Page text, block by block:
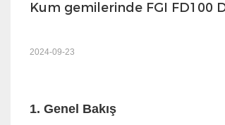
Kum gemilerinde FGI FD100
2024-09-23
1. Genel Bakış